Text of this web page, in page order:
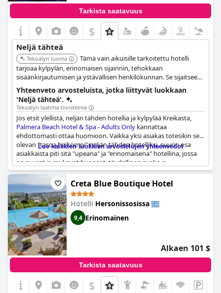
Tarkista saatavuus
$
Neljä tähteä
Tekoälyn luoma
Tämä vain aikuisille tarkoitettu hotelli
tarjoaa kylpylän, erinomaisen sijainnin, tehokkaan
sisäänkirjautumisen ja ystävällisen henkilökunnan. Se sijaitsee
Limenas Chersonisoulla ja tarjoaa aamiaisvaihtoehtoja.
Yhteenveto arvosteluista, jotka liittyvät luokkaan
'Neljä tähteä'.
Tekoälyn laatima tiivistelmä
Jos etsit ylellistä, neljän tähden hotellia ja kylpylää Kreikasta,
Palmera Beach Hotel & Spa - Adults Only kannattaa
ehdottomasti ottaa huomioon. Vaikka yksi asiakas totesikin sen
olevan "tasoa heikompi" neljän tähden hotelliksi, suurin osa
asiakkaista piti sitä "upeana" ja "erinomaisena" hotellina, jossa
on suuret ja mukavat huoneet, täydellinen ruoka ja
erinomainen henkilökunta. Jotkut jopa pitivät sitä parhaana
hotellina, jonka he ovat koskaan varanneet Booking.comin
kautta. Yksi asiakas mainitsi, että se tuntui enemmän
nuorisohostelilta, mutta on selvää, että yleinen mielipide on
positiivinen. Suosittelemme lämpimästi!
Lue kaikkien luokkien arvostelujen yhteenvedot
Creta Blue Boutique Hotel
Hotelli Hersonissosissa
9,4 Erinomainen
Alkaen 101 $
Tarkista saatavuus
$